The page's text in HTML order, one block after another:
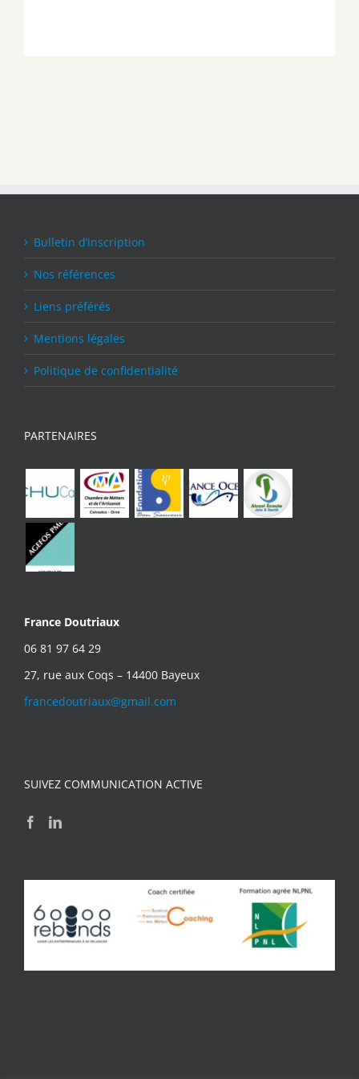
Bulletin d’inscription
Nos références
Liens préférés
Mentions légales
Politique de confidentialité
PARTENAIRES
France Doutriaux
06 81 97 64 29
27, rue aux Coqs – 14400 Bayeux
francedoutriaux@gmail.com
SUIVEZ COMMUNICATION ACTIVE